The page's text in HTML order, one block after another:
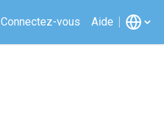
Connectez-vous Aide